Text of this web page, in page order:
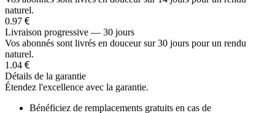
naturel.
0.97
Livraison progressive — 30 jours
Vos abonnés sont livrés en douceur sur 30 jours pour un rendu
naturel.
1.04
Détails de la garantie
Étendez l'excellence avec la garantie.
Bénéficiez de remplacements gratuits en cas de